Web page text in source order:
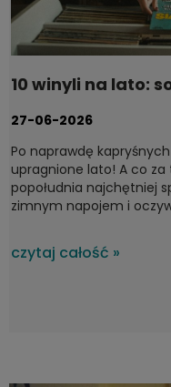
10 winyli na lato:
27-06-2026
Po naprawdę
upragnione lato! A co za
popołudnia najchętniej
zimnym napojem i
lepszego wyboru niż
ciepłych wieczorów.
czytaj całość »